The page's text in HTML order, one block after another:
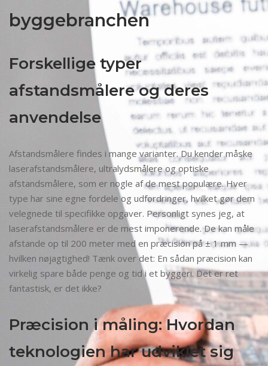
byggebranchen
Forskellige typer
afstandsmålere og deres
anvendelse
Afstandsmålere findes i mange varianter. Du kender måske
laserafstandsmålere, ultralydsmålere og optiske
afstandsmålere, som er nogle af de mest populære. Hver
type har sine egne fordele og udfordringer, hvilket gør dem
velegnede til specifikke opgaver. Personligt synes jeg, at
laserafstandsmålere er de mest imponerende. De kan måle
afstande op til 200 meter med en præcision på ± 1 mm —
hvilken nøjagtighed! Tænk over det: En sådan præcision kan
virkelig spare både penge og tid i et byggeri. Det er ret
fantastisk, er det ikke?
Præcision i måling: Hvordan
teknologien har udviklet sig